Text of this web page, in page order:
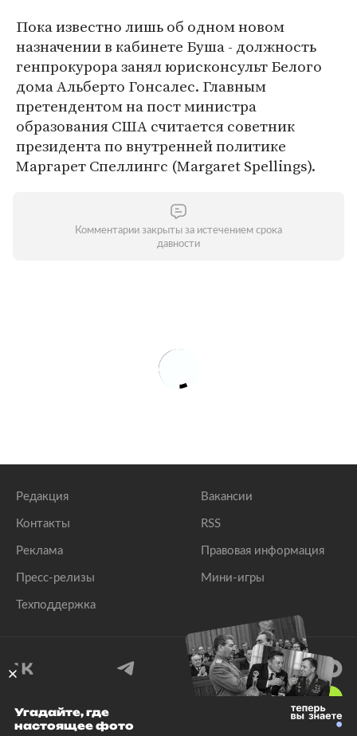
Пока известно лишь об одном новом
назначении в кабинете Буша - должность
генпрокурора занял юрисконсульт Белого
дома Альберто Гонсалес. Главным
претендентом на пост министра
образования США считается советник
президента по внутренней политике
Маргарет Спеллингс (Margaret Spellings).
Комментарии закрыты за истечением срока
давности
Редакция
Контакты
Реклама
Пресс-релизы
Техподдержка
Вакансии
RSS
Правовая информация
Мини-игры
© 1999–2026 Все права защищены.
Угадайте, где
настоящее фото